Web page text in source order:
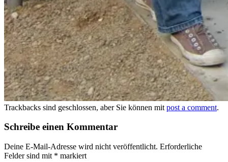
Trackbacks sind geschlossen, aber Sie können mit post a comment.
Schreibe einen Kommentar
Deine E-Mail-Adresse wird nicht veröffentlicht. Erforderliche
Felder sind mit * markiert